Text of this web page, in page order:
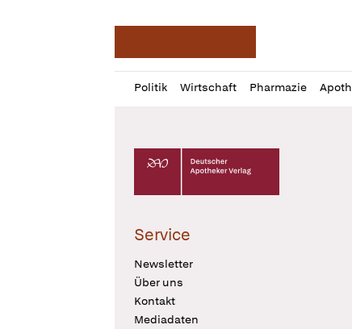
Politik Wirtschaft Pharmazie
Profil
öffnen
Daz
Pur
Deutscher Apotheker Verlag Logo
Service
Newsletter
Über uns
Kontakt
Mediadaten